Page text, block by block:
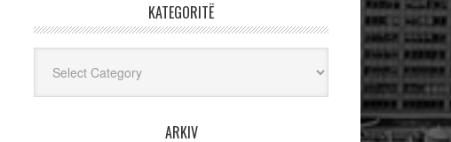
KATEGORITË
ARKIV